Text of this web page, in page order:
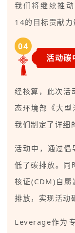
我们将继续推
14的目标贡献力
04
活动碳
经核算，此次活
态环境部《大型
我们制定了详细
活动中，通过
低了碳排放。
核证(CDM)自愿
排放，实现活动
Leverage作为